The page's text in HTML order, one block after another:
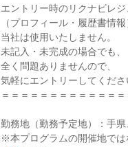
エントリー時のリクナビレジ
（プロフィール・履歴書情
当社は使用いたしません。
未記入・未完成の場合でも、
全く問題ありませんので、
気軽にエントリーしてくださ
＝＝＝＝＝＝＝＝＝＝＝＝＝
勤務地（勤務予定地）：手
※本プログラムの開催地で